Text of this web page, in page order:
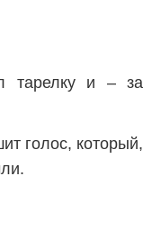
тарелку и – за
голос, который,